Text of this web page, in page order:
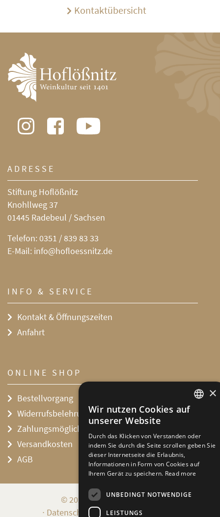
Kontaktübersicht
ADRESSE
Stiftung Hoflößnitz
Knohllweg 37
01445 Radebeul / Sachsen
Telefon: 0351 / 839 83 33
E-Mail: info@hofloessnitz.de
INFO & SERVICE
Kontakt & Öffnungszeiten
Anfahrt
ONLINE SHOP
Bestellvorgang
Widerrufsbelehrung
Zahlungsmöglichkeiten
Versandkosten
AGB
© 2026 Stiftung Hoflößnitz
∙ Datenschutzerklärung Impressum
DEFAULT LANGUAGE
GERMAN
×
Wir nutzen Cookies auf
unserer Website
Durch das Klicken von Verstanden oder
indem Sie durch die Seite scrollen geben Sie
dieser Internetseite die Erlaubnis,
Informationen in Form von Cookies auf
Ihrem Gerät zu speichern. Read more
UNBEDINGT NOTWENDIGE
LEISTUNGS